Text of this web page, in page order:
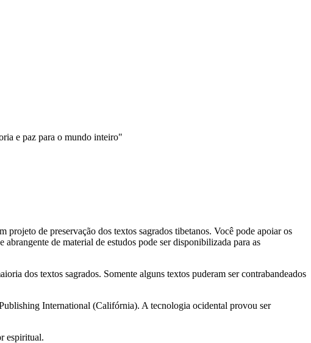
e paz para o mundo inteiro"
de preservação dos textos sagrados tibetanos. Você pode apoiar os
de material de estudos pode ser disponibilizada para as
dos textos sagrados. Somente alguns textos puderam ser contrabandeados
International (Califórnia). A tecnologia ocidental provou ser
espiritual.